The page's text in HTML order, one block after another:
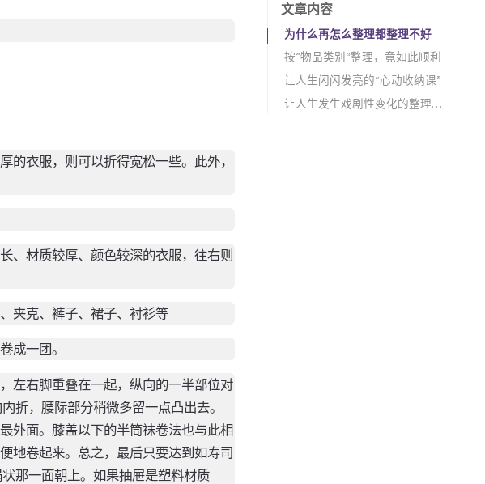
的衣服，则可以折得宽松一些。此外，
、材质较厚、颜色较深的衣服，往右则
夹克、裤子、裙子、衬衫等
成一团。
左右脚重叠在一起，纵向的一半部位对
折，腰际部分稍微多留一点凸出去。
外面。膝盖以下的半筒袜卷法也与此相
地卷起来。总之，最后只要达到如寿司
那一面朝上。如果抽屉是塑料材质
文章内容
为什么再怎么整理都整理不好
按”物品类别“整理，竟如此顺利
让人生闪闪发亮的“心动收纳课”
让人生发生戏剧性变化的整理魔法